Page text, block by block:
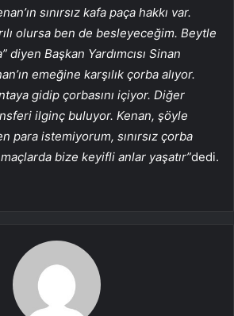
sınırsız kafa paça hakkı var.
olursa ben de besleyeceğim. Beytle
diyen Başkan Yardımcısı Sinan
emeğine karşılık çorba alıyor.
gidip çorbasını içiyor. Diğer
ilginç buluyor. Kenan, şöyle
para istemiyorum, sınırsız çorba
bize keyifli anlar yaşatır”dedi.